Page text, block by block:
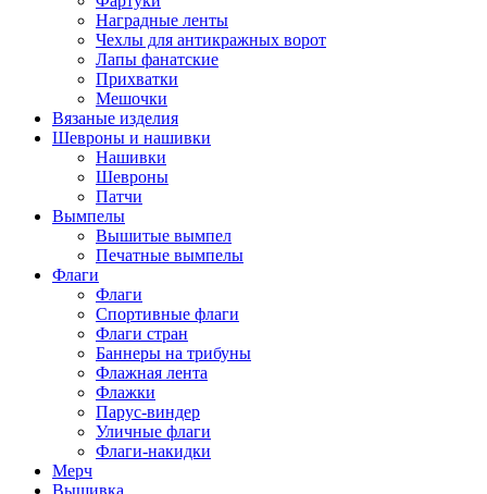
Наградные ленты
Чехлы для антикражных ворот
Лапы фанатские
Прихватки
Мешочки
Вязаные изделия
Шевроны и нашивки
Нашивки
Шевроны
Патчи
Вымпелы
Вышитые вымпел
Печатные вымпелы
Флаги
Флаги
Спортивные флаги
Флаги стран
Баннеры на трибуны
Флажная лента
Флажки
Парус-виндер
Уличные флаги
Флаги-накидки
Мерч
Вышивка